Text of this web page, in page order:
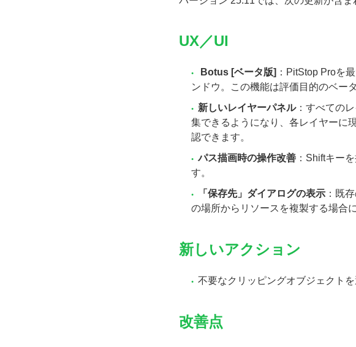
UX／UI
Botus [ベータ版] ：PitStop Proを
ンドウ。この機能は評価目的のベー
新しいレイヤーパネル：すべての
集できるようになり、各レイヤーに
認できます。
パス描画時の操作改善 ：Shiftキー
す。
「保存先」ダイアログの表示 ：既
の場所からリソースを複製する場合
新しいアクション
不要なクリッピングオブジェクト
改善点